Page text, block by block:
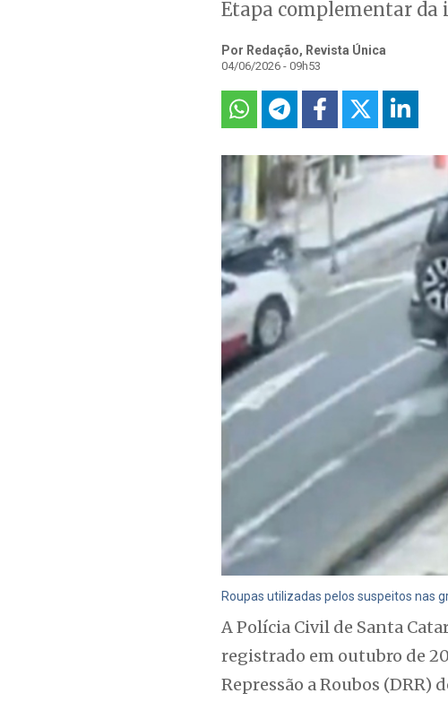
Etapa complementar da
Por Redação, Revista Única
04/06/2026 - 09h53
Roupas utilizadas pelos suspeitos nas
A Polícia Civil de Santa
registrado em outubro de
Repressão a Roubos